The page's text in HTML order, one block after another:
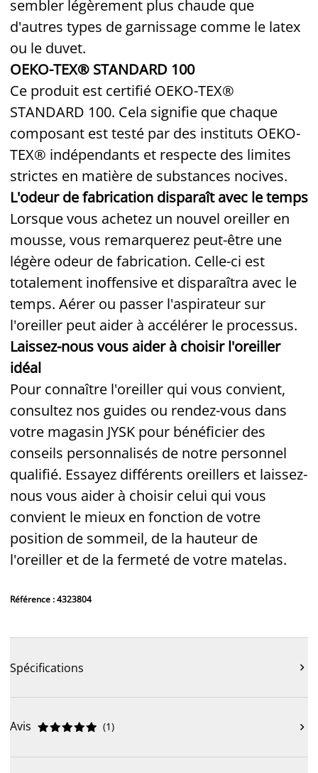
sembler légèrement plus chaude que
d'autres types de garnissage comme le latex
ou le duvet.
OEKO-TEX® STANDARD 100
Ce produit est certifié OEKO-TEX®
STANDARD 100. Cela signifie que chaque
composant est testé par des instituts OEKO-
TEX® indépendants et respecte des limites
strictes en matière de substances nocives.
L'odeur de fabrication disparaît avec le temps
Lorsque vous achetez un nouvel oreiller en
mousse, vous remarquerez peut-être une
légère odeur de fabrication. Celle-ci est
totalement inoffensive et disparaîtra avec le
temps. Aérer ou passer l'aspirateur sur
l'oreiller peut aider à accélérer le processus.
Laissez-nous vous aider à choisir l'oreiller
idéal
Pour connaître l'oreiller qui vous convient,
consultez nos guides ou rendez-vous dans
votre magasin JYSK pour bénéficier des
conseils personnalisés de notre personnel
qualifié. Essayez différents oreillers et laissez-
nous vous aider à choisir celui qui vous
convient le mieux en fonction de votre
position de sommeil, de la hauteur de
l'oreiller et de la fermeté de votre matelas.
Référence : 4323804
Spécifications 
Avis 




 (1) 